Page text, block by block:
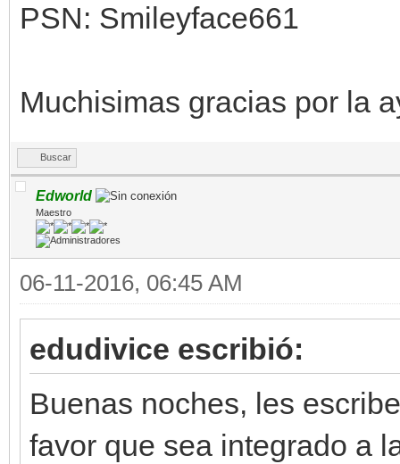
PSN: Smileyface661
Muchisimas gracias por la
Buscar
Edworld
Maestro
06-11-2016, 06:45 AM
edudivice escribió:
Buenas noches, les
favor que sea integrado a